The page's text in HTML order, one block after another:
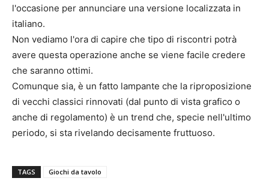
l'occasione per annunciare una versione localizzata in
italiano.
Non vediamo l'ora di capire che tipo di riscontri potrà
avere questa operazione anche se viene facile credere
che saranno ottimi.
Comunque sia, è un fatto lampante che la riproposizione
di vecchi classici rinnovati (dal punto di vista grafico o
anche di regolamento) è un trend che, specie nell'ultimo
periodo, si sta rivelando decisamente fruttuoso.
TAGS Giochi da tavolo